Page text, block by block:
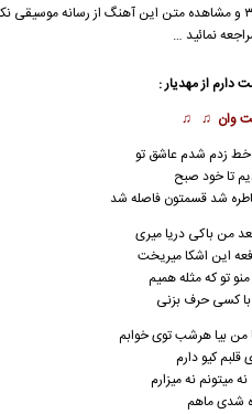
جهت دانلود آهنگ دوست دارم از مهدیار با کیفیت ۱۲۸ و ۳۲۰ و مشاهده متن این آهنگ از
نمائید …
از مهدیار :
وان ♫ ♫
خط زدم شدم عاشق تو
تا خود صبح
شد قسمتون فاصله شد
من باکی دریا میری
این اشکا میریخت
تو که مثله همیم
با کسی حرف بزنی
من بیا هرشب توی خوابم
قلبم کیو دارم
میتونم نه میزارم
شدی ماهم